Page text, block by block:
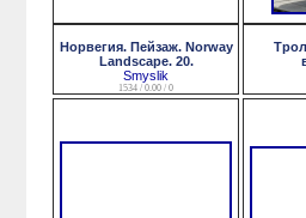
Норвегия. Пейзаж. Norway
Landscape. 20.
Smyslik
1534 / 0.00 / 0